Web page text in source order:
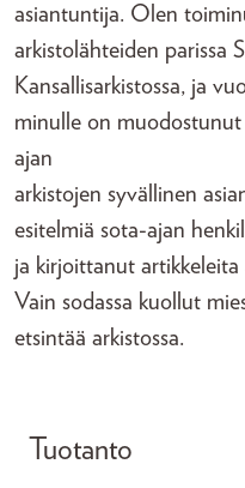
asiantuntija. Olen
arkistolähteiden parissa
Kansallisarkistossa, ja
minulle on
ajan
arkistojen syvällinen
esitelmiä sota-ajan
ja kirjoittanut artikkeleita
Vain sodassa kuollut
etsintää arkistossa.
Tuotanto